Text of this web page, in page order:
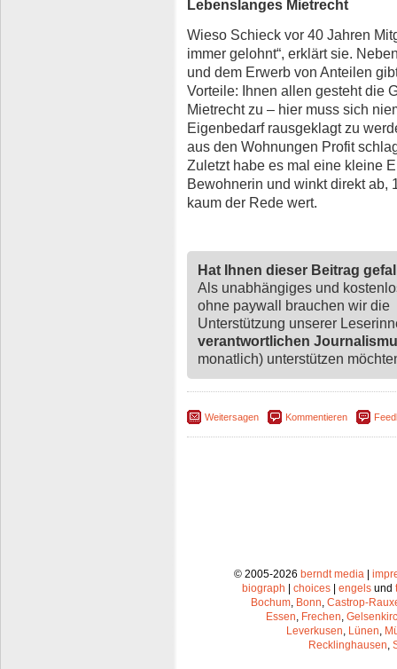
Lebenslanges Mietrecht
Wieso Schieck vor 40 Jahren
immer gelohnt“, erklärt sie.
und dem Erwerb von Anteilen
Vorteile: Ihnen allen gesteht die
Mietrecht zu – hier muss sich
Eigenbedarf rausgeklagt zu
aus den Wohnungen Profit
Zuletzt habe es mal eine kleine
Bewohnerin und winkt direkt ab,
kaum der Rede wert.
Hat Ihnen dieser Beitrag
Als unabhängiges und
ohne paywall brauchen wir die
Unterstützung unserer
verantwortlichen
monatlich) unterstützen
Weitersagen Kommentieren
© 2005-2026 berndt media|
biograph
choices engels und
Bochum, Bonn, Castrop-
Essen, Frechen,
Leverkusen, Lünen,
Recklinghausen,